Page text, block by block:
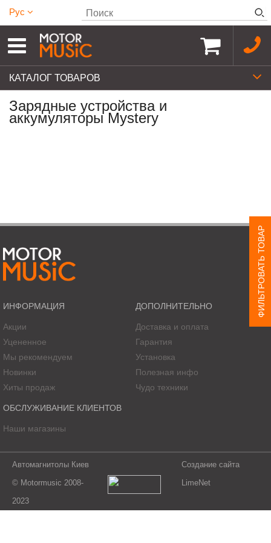
Рус
КАТАЛОГ ТОВАРОВ
ФИЛЬТРОВАТЬ ТОВАР
Зарядные устройства и
аккумуляторы Mystery
ИНФОРМАЦИЯ
Акции
Уцененное
Мы рекомендуем
Новинки
Хиты продаж
ДОПОЛНИТЕЛЬНО
Доставка и оплата
Гарантия
Установка
Полезная инфо
Чудо техники
ОБСЛУЖИВАНИЕ КЛИЕНТОВ
Наши магазины
Автомагнитолы Киев
© Motormusic 2008-
2023
Создание сайта
LimeNet